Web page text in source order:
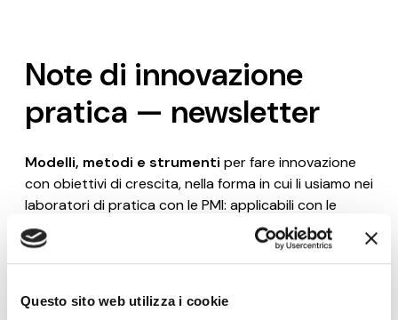
Questo sito web utilizza i cookie
Note di innovazione
pratica — newsletter
Modelli, metodi e strumenti per fare innovazione
con obiettivi di crescita, nella forma in cui li usiamo nei
laboratori di pratica con le PMI: applicabili con le
risorse che un'azienda ha già. Ogni martedì.
Nome*